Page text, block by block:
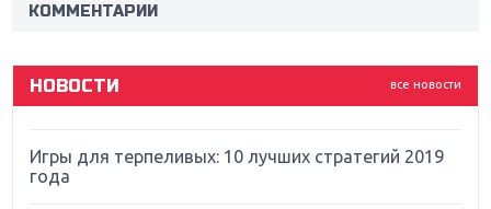
КОММЕНТАРИИ
все новости
НОВОСТИ
Far Cry 5: хвалить нельзя ругать
Игры для терпеливых: 10 лучших стратегий 2019
года